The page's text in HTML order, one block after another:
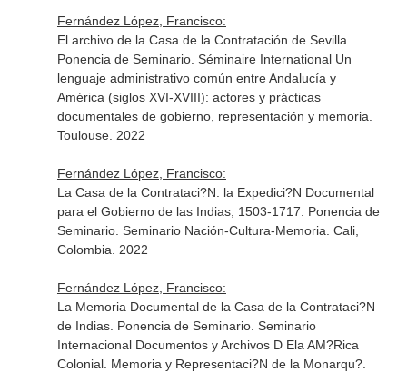
Fernández López, Francisco:
El archivo de la Casa de la Contratación de Sevilla.
Ponencia de Seminario. Séminaire International Un
lenguaje administrativo común entre Andalucía y
América (siglos XVI-XVIII): actores y prácticas
documentales de gobierno, representación y memoria.
Toulouse. 2022
Fernández López, Francisco:
La Casa de la Contrataci?N. la Expedici?N Documental
para el Gobierno de las Indias, 1503-1717. Ponencia de
Seminario. Seminario Nación-Cultura-Memoria. Cali,
Colombia. 2022
Fernández López, Francisco:
La Memoria Documental de la Casa de la Contrataci?N
de Indias. Ponencia de Seminario. Seminario
Internacional Documentos y Archivos D Ela AM?Rica
Colonial. Memoria y Representaci?N de la Monarqu?.